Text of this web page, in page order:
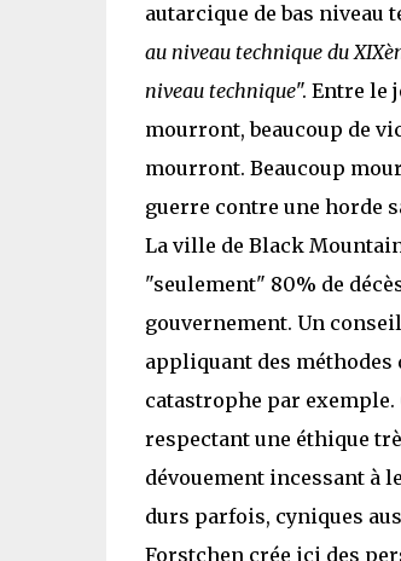
autarcique de bas niveau
au niveau technique du
niveau technique". Entre le
mourront, beaucoup de
mourront. Beaucoup
guerre contre une horde
La ville de Black
"seulement" 80% de
gouvernement. Un
appliquant des méthodes
catastrophe par
respectant une éthique
dévouement incessant à
durs parfois, cyniques
Forstchen crée ici des